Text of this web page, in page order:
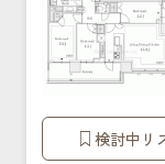
検討中リ